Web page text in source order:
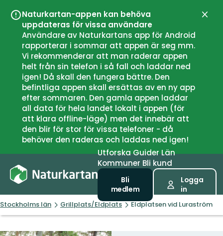
Naturkartan-appen kan behöva
uppdateras för vissa användare
Användare av Naturkartans app för Android
rapporterar i sommar att appen är seg mm.
Vi rekommenderar att man raderar appen
helt från sin telefon i så fall och laddar ned
igen! Då skall den fungera bättre. Den
befintliga appen skall ersättas av en ny app
efter sommaren. Den gamla appen laddar
all data för hela landet lokalt i appen (för
att klara offline-läge) men det innebär att
den blir för stor för vissa telefoner - då
behöver den raderas och laddas ned igen!
UtforskaGuiderLän
Kommuner Bli kund
Bli
medlem
Logga
in
Stockholms län Grillplats/Eldplats Eldplatsen vid Luraström